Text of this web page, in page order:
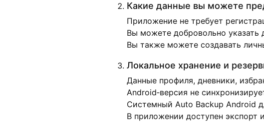
Какие данные вы можете
Приложение не требует
Вы можете добровольно указать
Вы также можете создавать
Локальное хранение и
Данные профиля, дневники,
Android‑версия не
Системный Auto Backup Android
В приложении доступен